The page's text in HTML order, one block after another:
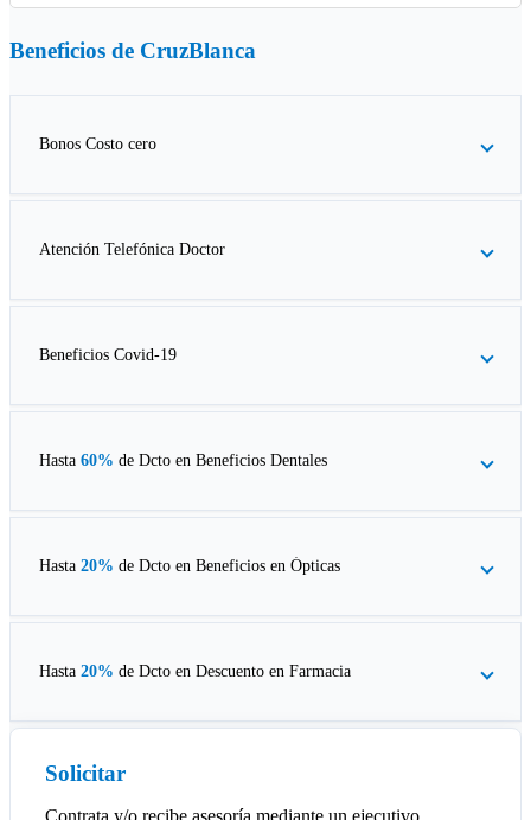
Beneficios de CruzBlanca
Bonos Costo cero
Atención Telefónica Doctor
Beneficios Covid-19
Hasta 60% de Dcto en Beneficios Dentales
Hasta 20% de Dcto en Beneficios en Ópticas
Hasta 20% de Dcto en Descuento en Farmacia
Solicitar
Contrata y/o recibe asesoría mediante un ejecutivo